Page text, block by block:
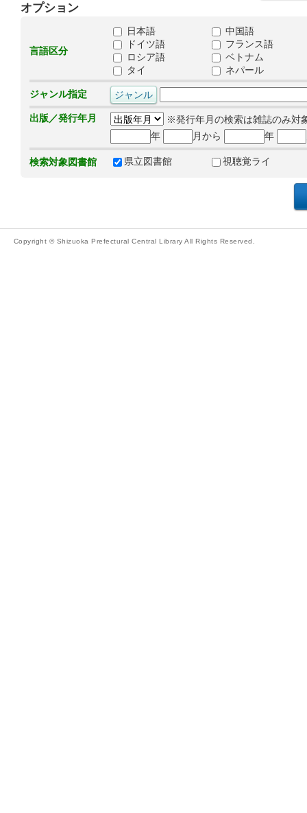
オプション
言語区分
日本語
中国語
ドイツ語
フランス語
ロシア語
ベトナム
タイ
ネパール
ジャンル指定
出版／発行年月
※発行年月の検索は雑誌のみ対
年
月から 年
検索対象図書館 県立図書館 視聴覚ライ
Copyright © Shizuoka Prefectural Central Library All Rights Reserved.